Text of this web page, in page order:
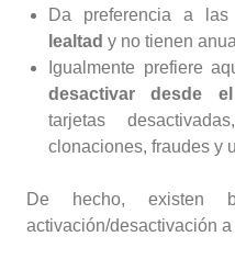
Da preferencia a
lealtad y no tienen
Igualmente prefiere
desactivar desde
tarjetas
clonaciones, fraudes y
De hecho, existen
activación/desactivación